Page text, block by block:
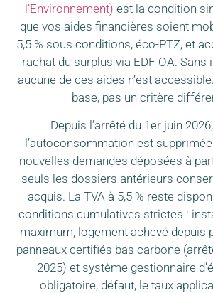
l’Environnement) est la condition
que vos aides financières soient
5,5 % sous conditions, éco-PTZ, et
rachat du surplus via EDF OA. Sans
aucune de ces aides n’est
base, pas un critère
Depuis l’arrêté du 1er juin
l’autoconsommation est
nouvelles demandes déposées à
seuls les dossiers antérieurs
acquis. La TVA à 5,5 % reste
conditions cumulatives strictes :
maximum, logement achevé depuis
panneaux certifiés bas carbone
2025) et système gestionnaire
obligatoire, défaut, le taux